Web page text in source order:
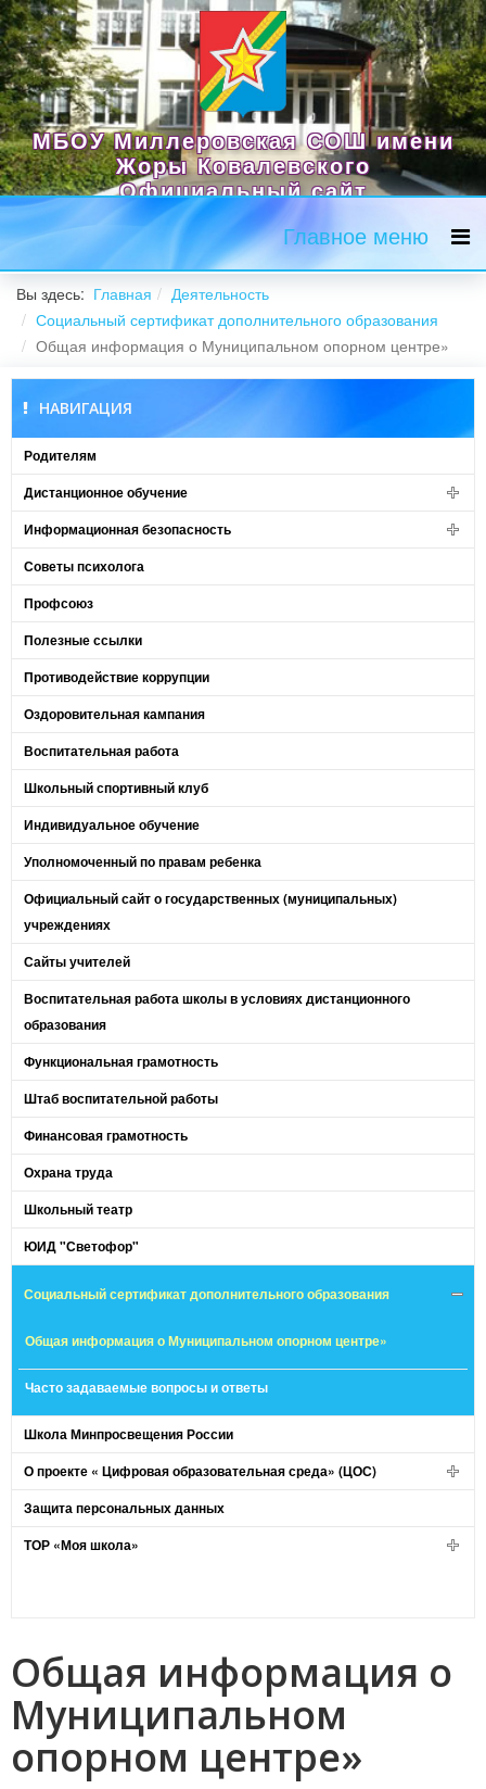
МБОУ Миллеровская СОШ имени
Жоры Ковалевского
Официальный сайт
Главное меню
Вы здесь: Главная
Деятельность
Социальный сертификат дополнительного образования
Общая информация о Муниципальном опорном центре»
НАВИГАЦИЯ
Родителям
Дистанционное обучение
Информационная безопасность
Советы психолога
Профсоюз
Полезные ссылки
Противодействие коррупции
Оздоровительная кампания
Воспитательная работа
Школьный спортивный клуб
Индивидуальное обучение
Уполномоченный по правам ребенка
Официальный сайт о государственных (муниципальных)
учреждениях
Сайты учителей
Воспитательная работа школы в условиях дистанционного
образования
Функциональная грамотность
Штаб воспитательной работы
Финансовая грамотность
Охрана труда
Школьный театр
ЮИД "Светофор"
Социальный сертификат дополнительного образования
Общая информация о Муниципальном опорном центре»
Часто задаваемые вопросы и ответы
Школа Минпросвещения России
О проекте « Цифровая образовательная среда» (ЦОС)
Защита персональных данных
ТОР «Моя школа»
Общая информация о
Муниципальном
опорном центре»